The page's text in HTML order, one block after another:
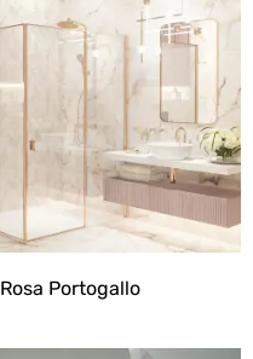
Rosa Portogallo